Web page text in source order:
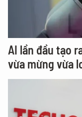
AI lần đầu tạo
vừa mừng vừa